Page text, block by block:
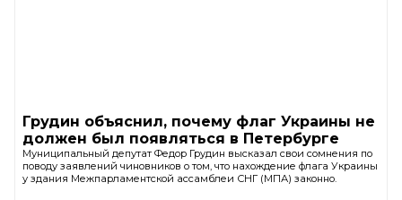
Грудин объяснил, почему флаг Украины не
должен был появляться в Петербурге
Муниципальный депутат Федор Грудин высказал свои сомнения по
поводу заявлений чиновников о том, что нахождение флага Украины
у здания Межпарламентской ассамблеи СНГ (МПА) законно.